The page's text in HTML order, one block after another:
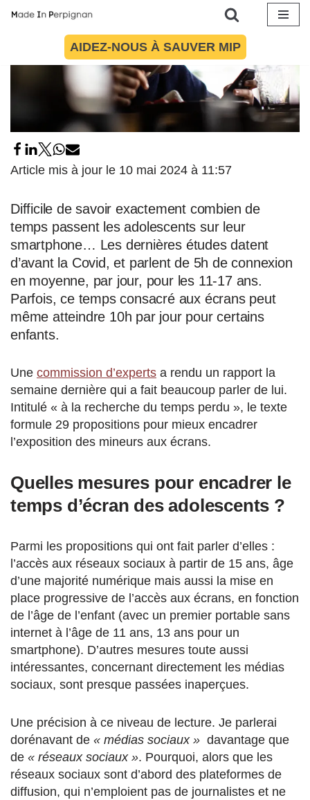
AIDEZ-NOUS À SAUVER MIP
Article mis à jour le 10 mai 2024 à 11:57
Difficile de savoir exactement combien de
temps passent les adolescents sur leur
smartphone… Les dernières études datent
d’avant la Covid, et parlent de 5h de connexion
en moyenne, par jour, pour les 11-17 ans.
Parfois, ce temps consacré aux écrans peut
même atteindre 10h par jour pour certains
enfants.
Une commission d’experts a rendu un rapport la
semaine dernière qui a fait beaucoup parler de lui.
Intitulé « à la recherche du temps perdu », le texte
formule 29 propositions pour mieux encadrer
l’exposition des mineurs aux écrans.
Quelles mesures pour encadrer le
temps d’écran des adolescents ?
Parmi les propositions qui ont fait parler d’elles :
l’accès aux réseaux sociaux à partir de 15 ans, âge
d’une majorité numérique mais aussi la mise en
place progressive de l’accès aux écrans, en fonction
de l’âge de l’enfant (avec un premier portable sans
internet à l’âge de 11 ans, 13 ans pour un
smartphone). D’autres mesures toute aussi
intéressantes, concernant directement les médias
sociaux, sont presque passées inaperçues.
Une précision à ce niveau de lecture. Je parlerai
dorénavant de « médias sociaux » davantage que
de « réseaux sociaux ». Pourquoi, alors que les
réseaux sociaux sont d’abord des plateformes de
diffusion, qui n’emploient pas de journalistes et ne